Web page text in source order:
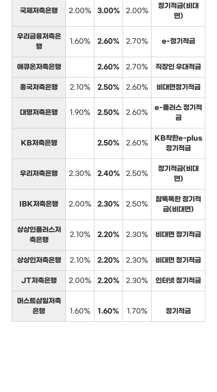
국제저축은행 2.00% 3.00% 2.00%
정기적금(비대
면)
우리금융저축은
행
1.60% 2.60% 2.70% e-정기적금
애큐온저축은행 2.60% 2.70% 직장인 우대적금
흥국저축은행 2.10% 2.50% 2.60% 비대면정기적금
대명저축은행 1.90% 2.50% 2.60%
e-플러스 정기적
금
KB저축은행 2.50% 2.60%
KB착한e-plus
정기적금
우리저축은행 2.30% 2.40% 2.50%
정기적금(비대
면)
IBK저축은행 2.00% 2.30% 2.50%
참똑똑한 정기적
금(비대면)
상상인플러스저
축은행
2.10% 2.20% 2.30% 비대면 정기적금
상상인저축은행 2.10% 2.20% 2.30% 비대면 정기적금
JT저축은행 2.00% 2.20% 2.30% 인터넷 정기적금
머스트삼일저축
은행
1.60% 1.60% 1.70% 정기적금